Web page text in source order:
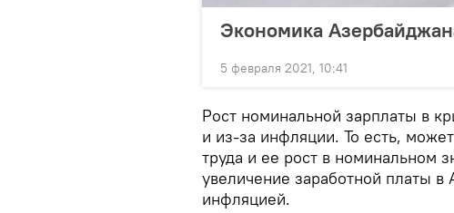
Экономика
5 февраля 2021, 10:41
Рост номинальной зарплаты в
и из-за инфляции. То есть,
труда и ее рост в номинальном
увеличение заработной платы
инфляцией.